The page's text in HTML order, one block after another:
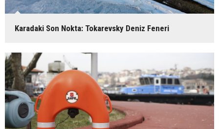
Tuzla’da denizciler için kafa dinleme vakti